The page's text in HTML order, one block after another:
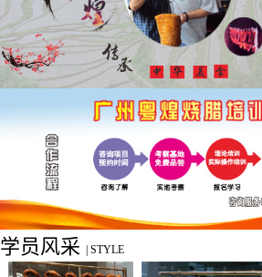
学员风采 STYLE